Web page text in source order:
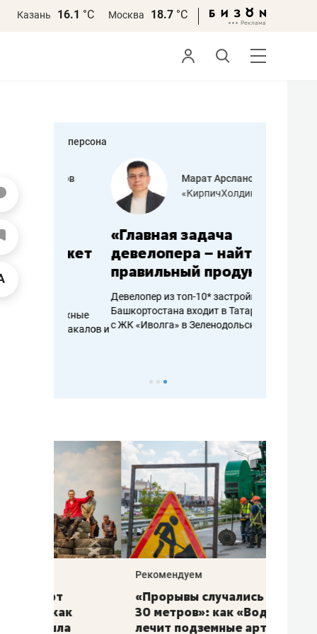
Казань 16.1 °С Москва 18.7 °С
персона
Марат Арсланов
«КирпичХолдинг»
«Главная задача
девелопера – найти
правильный продукт»
Девелопер из топ-10* застройщиков
Башкортостана входит в Татарстан
с ЖК «Иволга» в Зеленодольске
«Прорывы случались каждые
30 метров»: как «Водоканал»
лечит подземные артерии